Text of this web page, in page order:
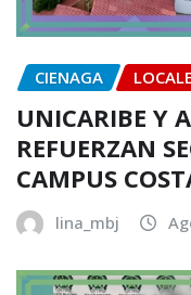
CIENAGA
UNICARIBE Y
REFUERZAN
CAMPUS
lina_mbj